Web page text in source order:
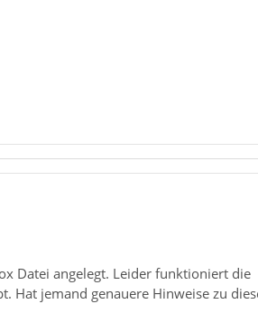
Datei angelegt. Leider funktioniert die
Hat jemand genauere Hinweise zu